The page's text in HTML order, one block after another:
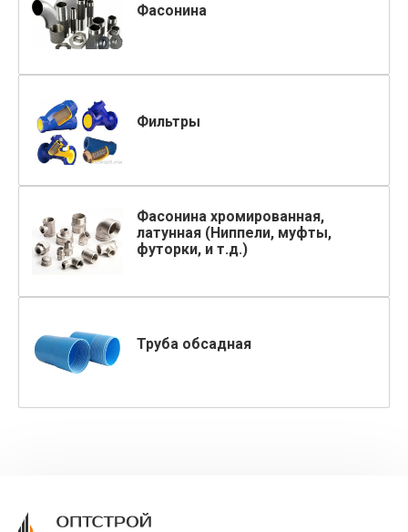
Фасонина
Фильтры
Фасонина хромированная,
латунная (Ниппели, муфты,
футорки, и т.д.)
Труба обсадная